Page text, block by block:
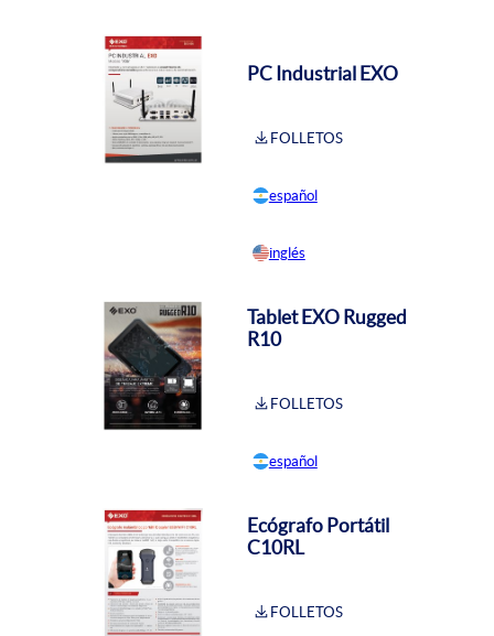
PC Industrial EXO
FOLLETOS
español
inglés
Tablet EXO Rugged
R10
FOLLETOS
español
Ecógrafo Portátil
C10RL
FOLLETOS